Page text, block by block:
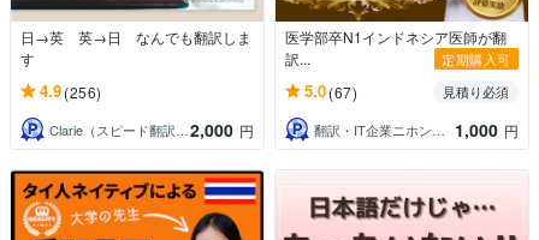
日→英 英→日 なんでも翻訳しま
す
4.9(256)
Clarie（スピード翻訳・校正と選書） 2,000 円
医学部卒N1インドネシア医師が翻
訳...
定期購入可
5.0(67)
見積り必須
翻訳・IT企業ニホンネシア【海外展開】
1,000 円